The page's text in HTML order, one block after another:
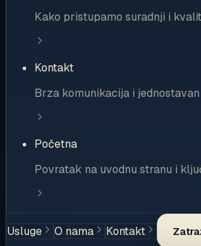
Kako pristupamo suradnji i
Kontakt
Brza komunikacija i
Početna
Povratak na uvodnu stranu i
Usluge O nama Kontakt